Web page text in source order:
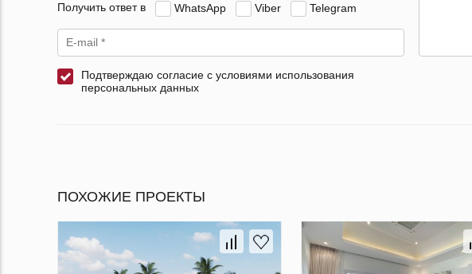
Получить ответ в WhatsApp Viber Telegram
Подтверждаю согласие с условиями использования
персональных данных
ПОХОЖИЕ ПРОЕКТЫ